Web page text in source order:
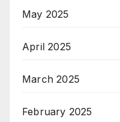
May 2025
April 2025
March 2025
February 2025